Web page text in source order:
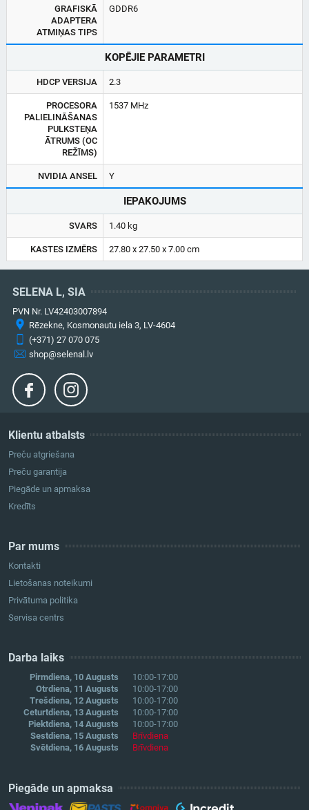
GRAFISKĀ
ADAPTERA
ATMIŅAS TIPS
GDDR6
KOPĒJIE PARAMETRI
HDCP VERSIJA 2.3
PROCESORA
PALIELINĀŠANAS
PULKSTEŅA
ĀTRUMS (OC
REŽĪMS)
1537 MHz
NVIDIA ANSEL Y
IEPAKOJUMS
SVARS 1.40 kg
KASTES IZMĒRS 27.80 x 27.50 x 7.00 cm
Klientu atbalsts
Preču atgriešana
Preču garantija
Piegāde un apmaksa
Kredīts
Par mums
Kontakti
Lietošanas noteikumi
Privātuma politika
Servisa centrs
Darba laiks
Pirmdiena, 10 Augusts
10:00-17:00
Otrdiena, 11 Augusts
10:00-17:00
Trešdiena, 12 Augusts
10:00-17:00
Ceturtdiena, 13 Augusts
10:00-17:00
Piektdiena, 14 Augusts
10:00-17:00
Sestdiena, 15 Augusts
Brīvdiena
Svētdiena, 16 Augusts
Brīvdiena
Piegāde un apmaksa
SELENA L, SIA
PVN Nr. LV42403007894
Rēzekne, Kosmonautu iela 3, LV-4604
(+371) 27 070 075
shop@selenal.lv